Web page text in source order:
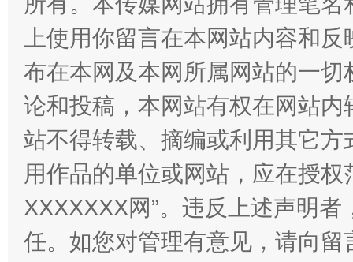
漫山遍野的桃花与雪山、麦地、白藏房 除
上使用你留言在本网站内容和
布在本网及本网所属网站的一
论和投稿，本网站有权在网站
站不得转载、摘编或利用其它
用作品的单位或网站，应在授
XXXXXXX网”。违反上述声明
任。如您对管理有意见，请向